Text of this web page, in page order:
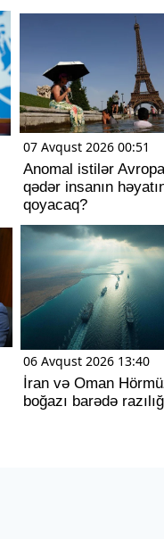
07 Avqust 2026 00:51
Anomal istilər
qədər insanın
qoyacaq?
06 Avqust 2026 13:40
İran və Oman
boğazı barədə